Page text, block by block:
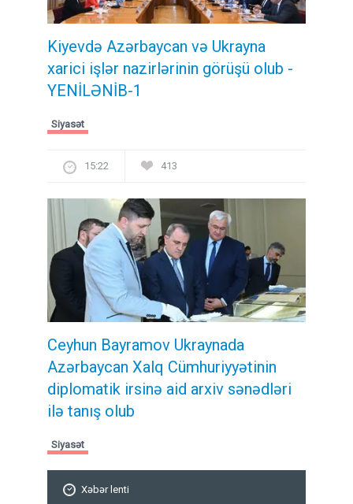
Kiyevdə Azərbaycan və Ukrayna
xarici işlər nazirlərinin görüşü olub -
YENİLƏNİB-1
Siyasət
15:22 413
Ceyhun Bayramov Ukraynada
Azərbaycan Xalq Cümhuriyyətinin
diplomatik irsinə aid arxiv sənədləri
ilə tanış olub
Siyasət
Xəbər lenti